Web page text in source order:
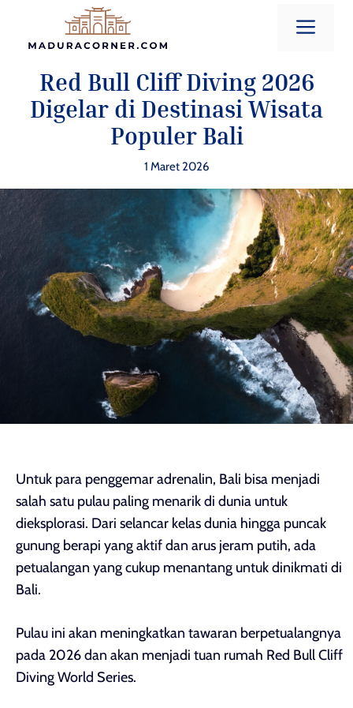
Red Bull Cliff Diving 2026
Digelar di Destinasi Wisata
Populer Bali
1 Maret 2026
Untuk para penggemar adrenalin, Bali bisa menjadi
salah satu pulau paling menarik di dunia untuk
dieksplorasi. Dari selancar kelas dunia hingga puncak
gunung berapi yang aktif dan arus jeram putih, ada
petualangan yang cukup menantang untuk dinikmati di
Bali.
Pulau ini akan meningkatkan tawaran berpetualangnya
pada 2026 dan akan menjadi tuan rumah Red Bull Cliff
Diving World Series.